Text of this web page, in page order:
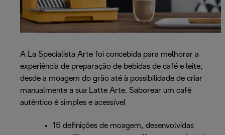
A La Specialista Arte foi concebida para melhorar a
experiência de preparação de bebidas de café e leite,
desde a moagem do grão até à possibilidade de criar
manualmente a sua Latte Arte. Saborear um café
autêntico é simples e acessível
15 definições de moagem, desenvolvidas